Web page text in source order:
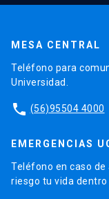
MESA CENTRAL
Teléfono para
Universidad.
phone (56)95504 4000
EMERGENCIAS
Teléfono en caso
riesgo tu vida